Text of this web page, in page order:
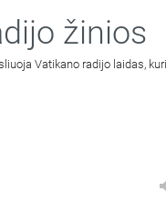
žinios
Vatikano radijo laidas,